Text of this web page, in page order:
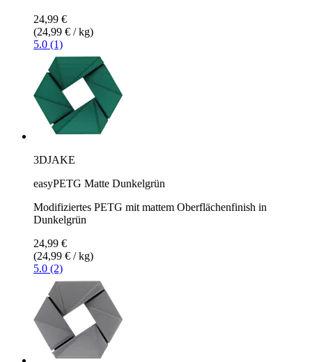
24,99 €
(24,99 € / kg)
5.0 (1)
3DJAKE
easyPETG Matte Dunkelgrün
Modifiziertes PETG mit mattem Oberflächenfinish in
Dunkelgrün
24,99 €
(24,99 € / kg)
5.0 (2)